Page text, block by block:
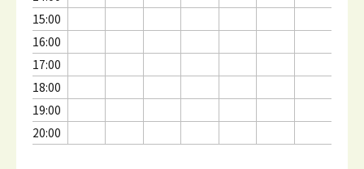
15:00
16:00
17:00
18:00
19:00
20:00